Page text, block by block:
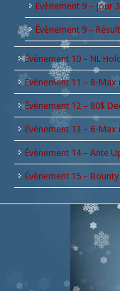
Évènement 9 – Jour 3
Évènement 9 –
Évènement 10 – NL
Évènement 11 – 8-Max
Évènement 12 – 80$
Évènement 13 – 6-Max
Évènement 14 – Ante
Évènement 15 –